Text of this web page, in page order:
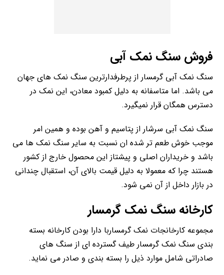
فروش سنگ نمک آبی
سنگ نمک آبی گرمسار از پرطرفدارترین سنگ نمک های جهان
می باشد. اما متاسفانه به دلیل کمبود معادن، این نمک در
دسترس همگان قرار نمیگیرد.
سنگ نمک آبی سرشار از پتاسیم و آهن بوده و همین امر
موجب خوش طعم تر شده ان نسبت به سایر سنگ نمک ها می
باشد و خریداران اصلی و پیشتاز این محصول خارج از کشور
هستند چرا که معمولا به دلیل قیمت بالای آن، استقبال چندانی
در بازار داخل از آن نمی شود.
کارخانه سنگ نمک گرمسار
مجموعه کارخانجات نمک گرمساربا دارا بودن کارخانه بسته
بندی سنگ نمک گرمسار طیف گسترده ای از سنگ های
صادراتی شامل موارد ذیل را بسته بندی و صادر می نماید.